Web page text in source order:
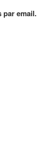
par email.